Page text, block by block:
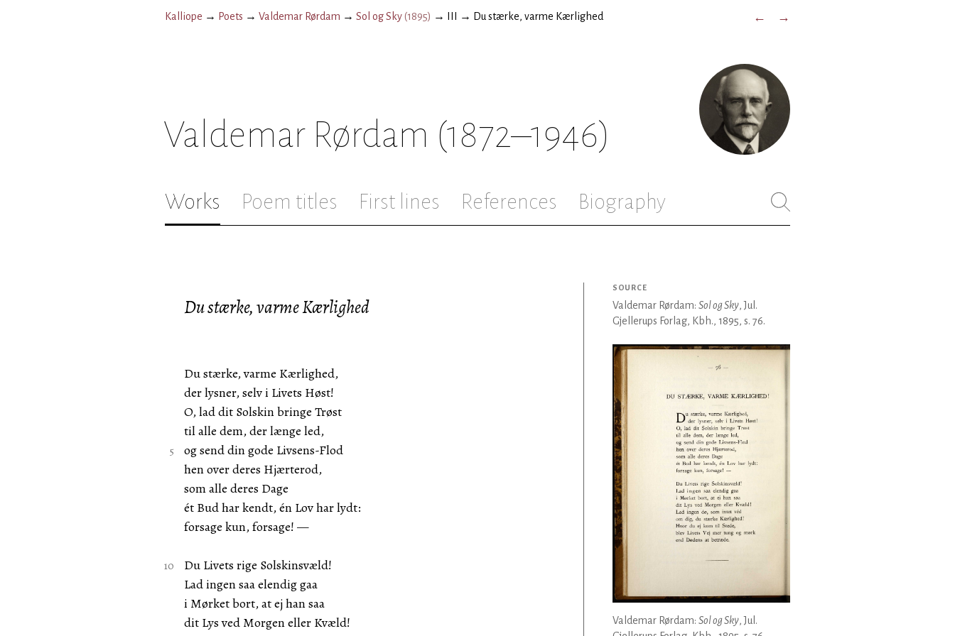
Kalliope → Poets → Valdemar Rørdam → Sol og Sky(1895) → → Du stærke, varme Kærlighed ← →
Valdemar Rørdam (1872–1946)
Works Poem titles First lines References Biography
Du stærke, varme Kærlighed
Du stærke, varme Kærlighed,
der lysner, selv i Livets Høst!
O, lad dit Solskin bringe Trøst
til alle dem, der længe led,
og send din gode Livsens-Flod
hen over deres Hjærterod,
som alle deres Dage
ét Bud har kendt, én Lov har lydt:
forsage kun, forsage! —
Du Livets rige Solskinsvæld!
Lad ingen saa elendig gaa
i Mørket bort, at ej han saa
dit Lys ved Morgen eller Kvæld!
SOURCE
Valdemar Rørdam: Sol og Sky, Jul.
Gjellerups Forlag, Kbh., 1895, s. 76.
Valdemar Rørdam: Sol og Sky, Jul.